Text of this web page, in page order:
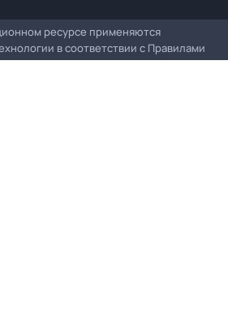
ресурсе применяются
в соответствии с Правилами